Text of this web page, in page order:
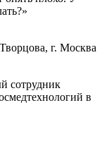
г. Москва
сотрудник
в